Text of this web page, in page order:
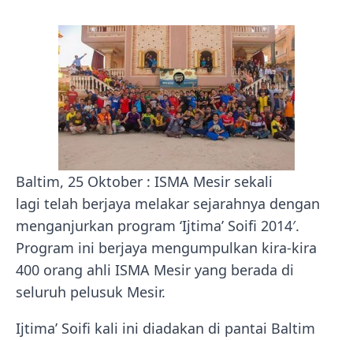
Baltim, 25 Oktober : ISMA Mesir sekali
lagi telah berjaya melakar sejarahnya dengan
menganjurkan program ‘Ijtima’ Soifi 2014′.
Program ini berjaya mengumpulkan kira-kira
400 orang ahli ISMA Mesir yang berada di
seluruh pelusuk Mesir.
Ijtima’ Soifi kali ini diadakan di pantai Baltim